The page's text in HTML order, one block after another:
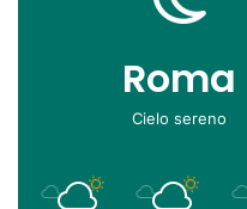
Roma
Cielo sereno